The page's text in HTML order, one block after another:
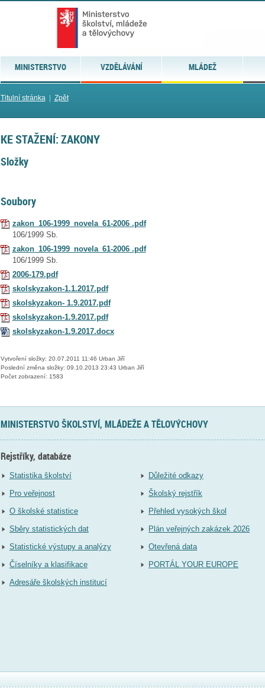
MINISTERSTVO VZDĚLÁVÁNÍ MLÁDEŽ
Titulní stránka| Zpět
KE STAŽENÍ: ZAKONY
Složky
Soubory
zakon_106-1999_novela_61-2006 .pdf
106/1999 Sb.
zakon_106-1999_novela_61-2006 .pdf
106/1999 Sb.
2006-179.pdf
skolskyzakon-1.1.2017.pdf
skolskyzakon- 1.9.2017.pdf
skolskyzakon-1.9.2017.pdf
skolskyzakon-1.9.2017.docx
Vytvoření složky: 20.07.2011 11:46 Urban Jiří
Poslední změna složky: 09.10.2013 23:43 Urban Jiří
Počet zobrazení: 1583
MINISTERSTVO ŠKOLSTVÍ, MLÁDEŽE A TĚLOVÝCHOVY
Rejstříky, databáze
Statistika školství
Pro veřejnost
O školské statistice
Sběry statistických dat
Statistické výstupy a analýzy
Číselníky a klasifikace
Adresáře školských institucí
Důležité odkazy
Školský rejstřík
Přehled vysokých škol
Plán veřejných zakázek 2026
Otevřená data
PORTÁL YOUR EUROPE